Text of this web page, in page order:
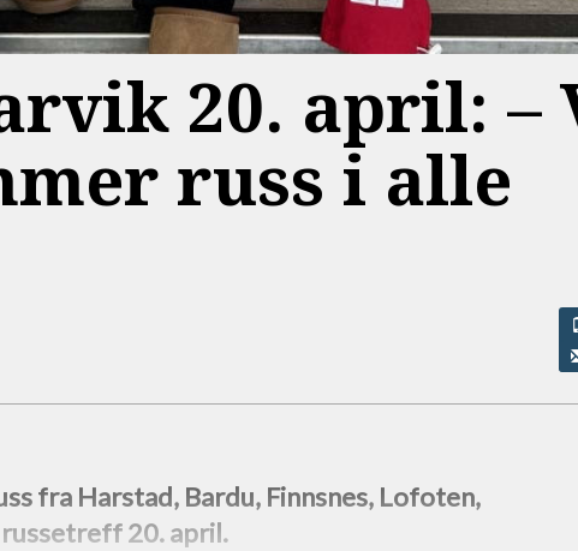
20. april: –⁠
russ i alle
fra Harstad, Bardu, Finnsnes, Lofoten,
20. april.